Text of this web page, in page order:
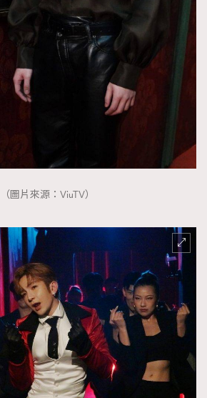
（圖片來源：ViuTV）